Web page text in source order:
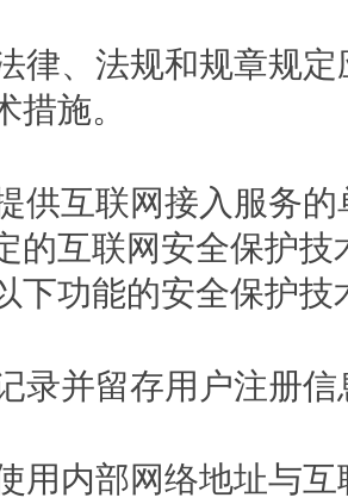
律、法规和规章规
措施。
供互联网接入服务
的互联网安全保护技
下功能的安全保护技
录并留存用户注册信
用内部网络地址与